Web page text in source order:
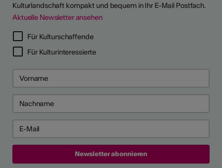
Kulturlandschaft kompakt und bequem in Ihr E-Mail Postfach.
Aktuelle Newsletter ansehen
Für Kulturschaffende
Für Kulturinteressierte